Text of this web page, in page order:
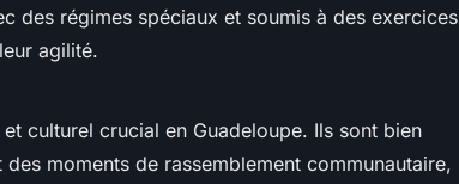
des régimes spéciaux et soumis à des exercices
agilité.
culturel crucial en Guadeloupe. Ils sont bien
moments de rassemblement communautaire,